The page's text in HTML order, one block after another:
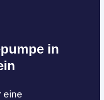
in
eine